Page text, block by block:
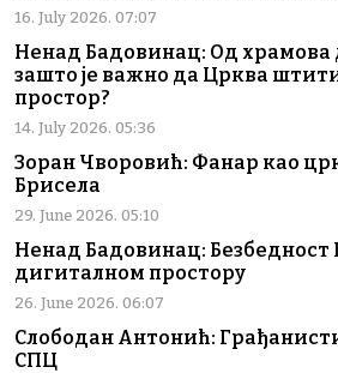
16. July 2026. 07:07
Ненад Бадовинац: Од храмова
зашто је важно да Црква
простор?
14. July 2026. 05:36
Зоран Чворовић: Фанар као
Брисела
29. June 2026. 05:10
Ненад Бадовинац: Безбедност
дигиталном простору
26. June 2026. 06:07
Слободан Антонић:
СПЦ